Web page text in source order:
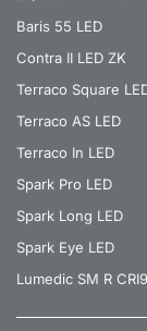
Baris 55 LED
Contra II LED ZK
Terraco Square
Terraco AS LED
Terraco In LED
Spark Pro LED
Spark Long LED
Spark Eye LED
Lumedic SM R